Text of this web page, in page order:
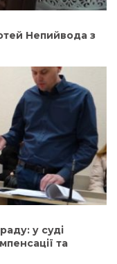
Непийвода з
у суді
та